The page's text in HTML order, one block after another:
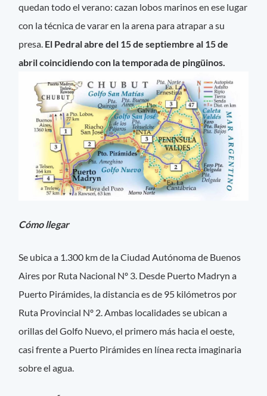
quedan todo el verano: cazan lobos marinos en ese lugar
con la técnica de varar en la arena para atrapar a su
presa. El Pedral abre del 15 de septiembre al 15 de
abril coincidiendo con la temporada de pingüinos.
Cómo llegar
Se ubica a 1.300 km de la Ciudad Autónoma de Buenos
Aires por Ruta Nacional Nº 3. Desde Puerto Madryn a
Puerto Pirámides, la distancia es de 95 kilómetros por
Ruta Provincial Nº 2. Ambas localidades se ubican a
orillas del Golfo Nuevo, el primero más hacia el oeste,
casi frente a Puerto Pirámides en línea recta imaginaria
sobre el agua.